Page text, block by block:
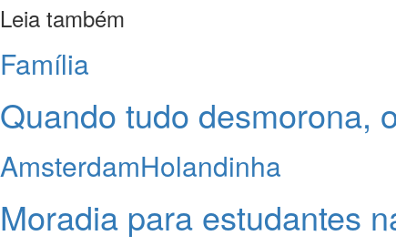
Leia também
Família
Quando tudo desmorona,
AmsterdamHolandinha
Moradia para estudantes